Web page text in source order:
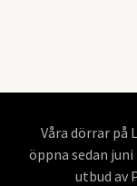
Våra dörrar på
öppna sedan
utbud av